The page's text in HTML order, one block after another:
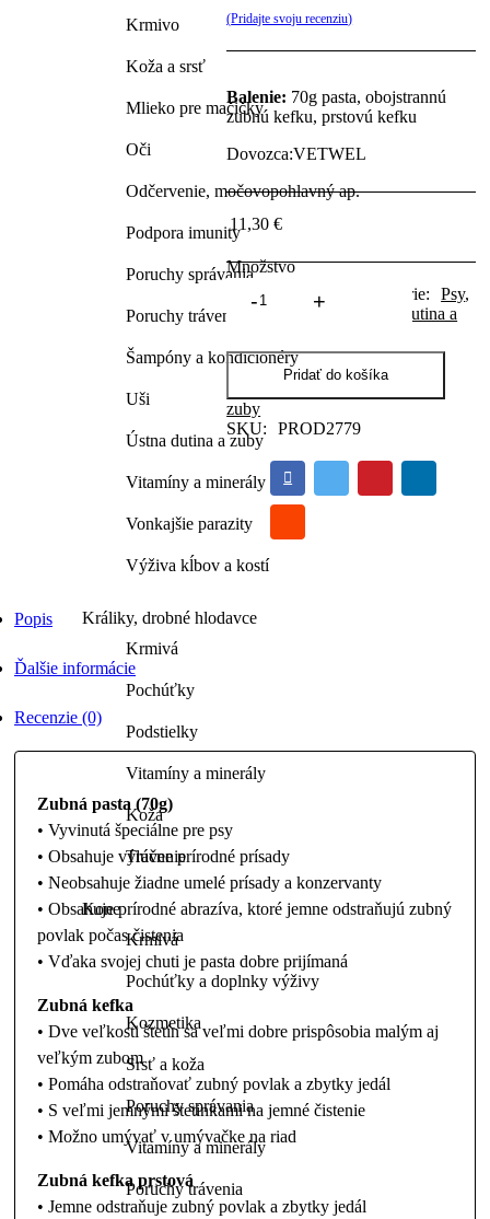
Krmivo
Koža a srsť
Mlieko pre mačičky
Oči
Odčervenie, močovopohlavný ap.
Podpora imunity
Poruchy správania
Poruchy trávenia
Šampóny a kondicionéry
Uši
Ústna dutina a zuby
Vitamíny a minerály
Vonkajšie parazity
Výživa kĺbov a kostí
Králiky, drobné hlodavce
Krmivá
Pochúťky
Podstielky
Vitamíny a minerály
Koža
Trávenie
Kone
Krmivá
Pochúťky a doplnky výživy
Kozmetika
Srsť a koža
Poruchy správania
Vitamíny a minerály
Poruchy trávenia
Pridajte svoju recenziu
Balenie: 70g pasta, obojstrannú
zubnú kefku, prstovú kefku
Dovozca:VETWEL
11,30€
Množstvo
prir.dent.súprava
psy
(SENTRY)
quantity
Pridať do košíka
Kategórie: Psy,
Ústna dutina a
zuby
SKU:
PROD2779
Popis
Ďalšie informácie
Recenzie (0)
Zubná pasta (70g)
• Vyvinutá špeciálne pre psy
• Obsahuje výlučne prírodné prísady
• Neobsahuje žiadne umelé prísady a konzervanty
• Obsahuje prírodné abrazíva, ktoré jemne odstraňujú zubný
povlak počas čistenia
• Vďaka svojej chuti je pasta dobre prijímaná
Zubná kefka
• Dve veľkosti štetín sa veľmi dobre prispôsobia malým aj
veľkým zubom
• Pomáha odstraňovať zubný povlak a zbytky jedál
• S veľmi jemnými štetinkami na jemné čistenie
• Možno umývať v umývačke na riad
Zubná kefka prstová
• Jemne odstraňuje zubný povlak a zbytky jedál